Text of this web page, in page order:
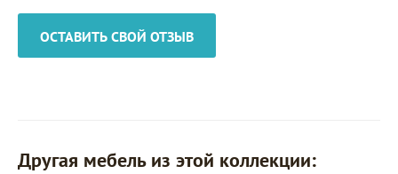
ОСТАВИТЬ СВОЙ ОТЗЫВ
Другая мебель из этой коллекции: